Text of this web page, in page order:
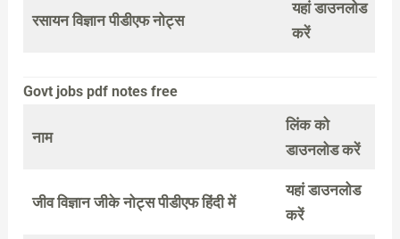
रसायन विज्ञान पीडीएफ नोट्स
यहां डाउनलोड
करें
Govt jobs pdf notes free
नाम
लिंक को
डाउनलोड करें
जीव विज्ञान जीके नोट्स पीडीएफ हिंदी में
यहां डाउनलोड
करें